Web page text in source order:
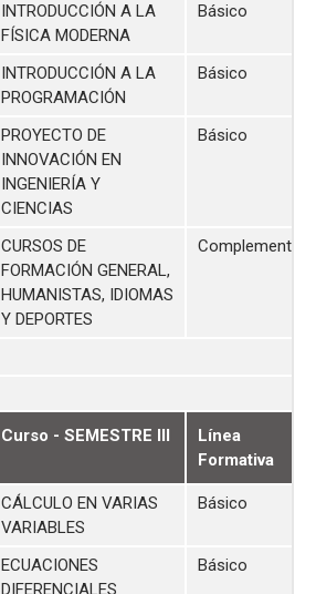
INTRODUCCIÓN A LA
FÍSICA MODERNA
Básico
INTRODUCCIÓN A LA
PROGRAMACIÓN
Básico
PROYECTO DE
INNOVACIÓN EN
INGENIERÍA Y
CIENCIAS
Básico
CURSOS DE
FORMACIÓN GENERAL,
HUMANISTAS, IDIOMAS
Y DEPORTES
Curso - SEMESTRE III
Línea
Formativa
CÁLCULO EN VARIAS
VARIABLES
Básico
ECUACIONES
DIFERENCIALES
Básico